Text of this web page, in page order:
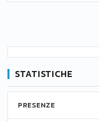
STATISTICHE
PRESENZE